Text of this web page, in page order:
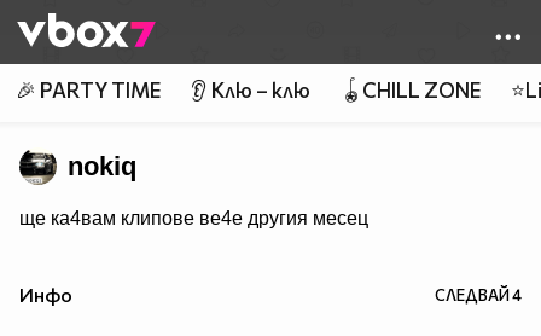
👾
🎉 PARTY TIME 👂 Клю – клю 🪀CHILL ZONE
nokiq
ще ка4вам клипове ве4е другия месец
Инфо СЛЕДВАЙ4